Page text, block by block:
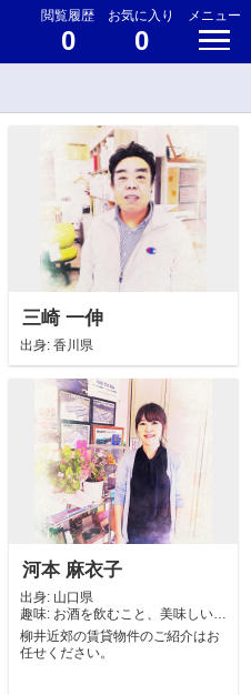
閲覧履歴
0
お気に入り
0
メニュー
三崎 一伸
出身: 香川県
河本 麻衣子
出身: 山口県
趣味: お酒を飲むこと、美味しいも
のを食べること...
柳井近郊の賃貸物件のご紹介はお
任せください。